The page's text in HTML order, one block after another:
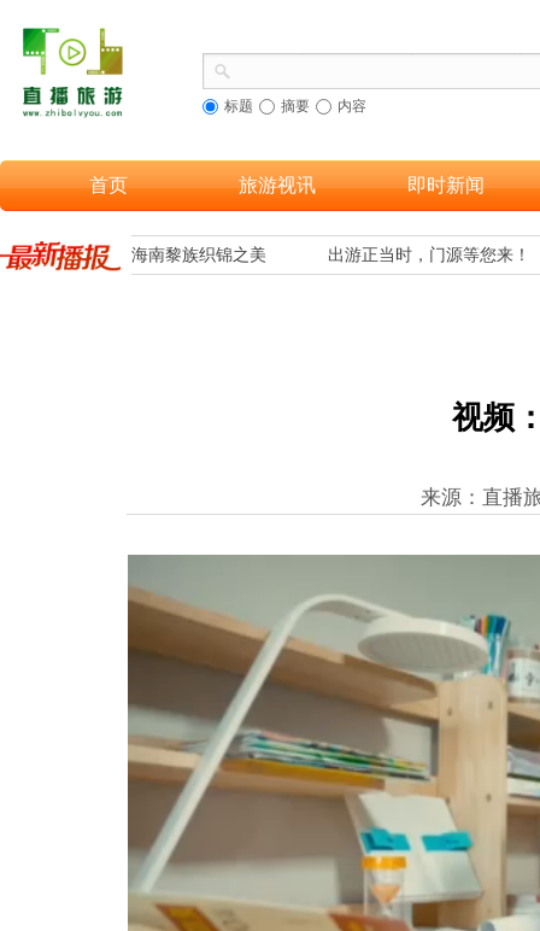
标题 摘要 内容
首页 旅游视讯 即时新闻
多游客欣赏到海南黎族织锦之美 出游正当时，门源等您来！
视频
来源：直播